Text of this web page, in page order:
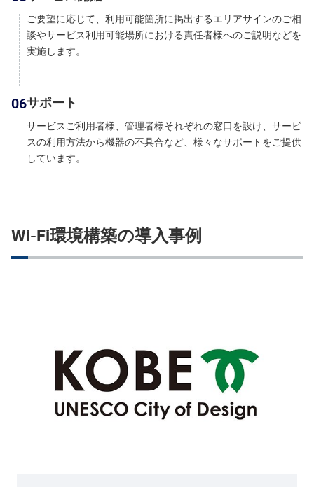
ご要望に応じて、利用可能箇所に掲出するエリアサインのご相
談やサービス利用可能場所における責任者様へのご説明などを
実施します。
06サポート
サービスご利用者様、管理者様それぞれの窓口を設け、サービ
スの利用方法から機器の不具合など、様々なサポートをご提供
しています。
Wi-Fi環境構築の導入事例